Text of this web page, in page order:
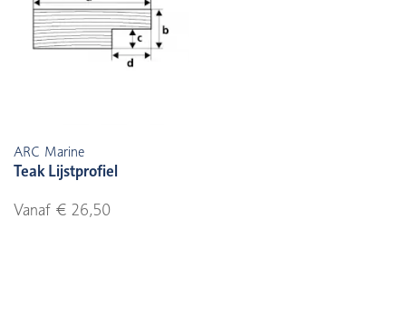
ARC Marine
Teak Lijstprofiel
Vanaf € 26,50